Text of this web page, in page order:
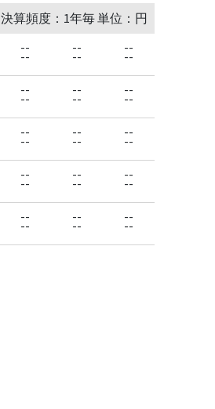
決算頻度：1年毎 単位：円
--
--
--
--
--
--
--
--
--
--
--
--
--
--
--
--
--
--
--
--
--
--
--
--
--
--
--
--
--
--